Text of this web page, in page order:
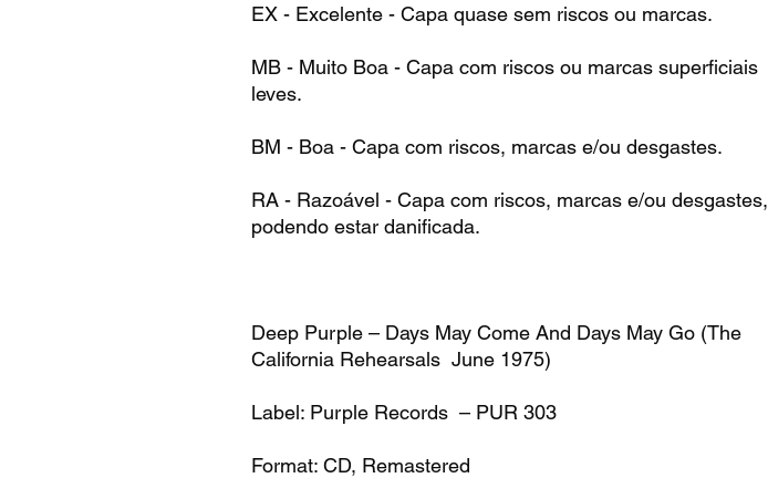
EX - Excelente - Capa quase sem riscos ou marcas.
MB - Muito Boa - Capa com riscos ou marcas superficiais
leves.
BM - Boa - Capa com riscos, marcas e/ou desgastes.
RA - Razoável - Capa com riscos, marcas e/ou desgastes,
podendo estar danificada.
Deep Purple – Days May Come And Days May Go (The
California Rehearsals June 1975)
Label: Purple Records – PUR 303
Format: CD, Remastered